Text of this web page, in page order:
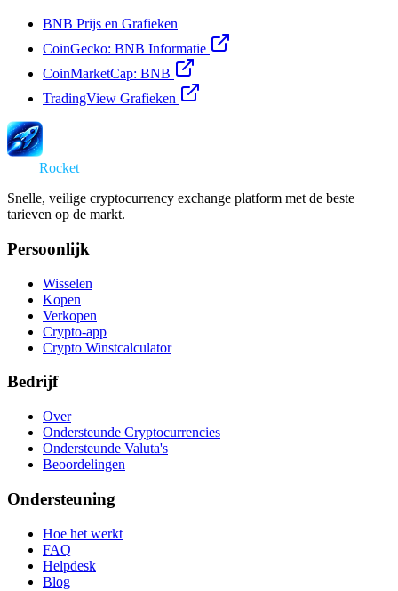
BNB Prijs en Grafieken
CoinGecko: BNB Informatie
CoinMarketCap: BNB
TradingView Grafieken
Rocket
Snelle, veilige cryptocurrency exchange platform met de beste
tarieven op de markt.
Persoonlijk
Wisselen
Kopen
Verkopen
Crypto-app
Crypto Winstcalculator
Bedrijf
Over
Ondersteunde Cryptocurrencies
Ondersteunde Valuta's
Beoordelingen
Ondersteuning
Hoe het werkt
FAQ
Helpdesk
Blog